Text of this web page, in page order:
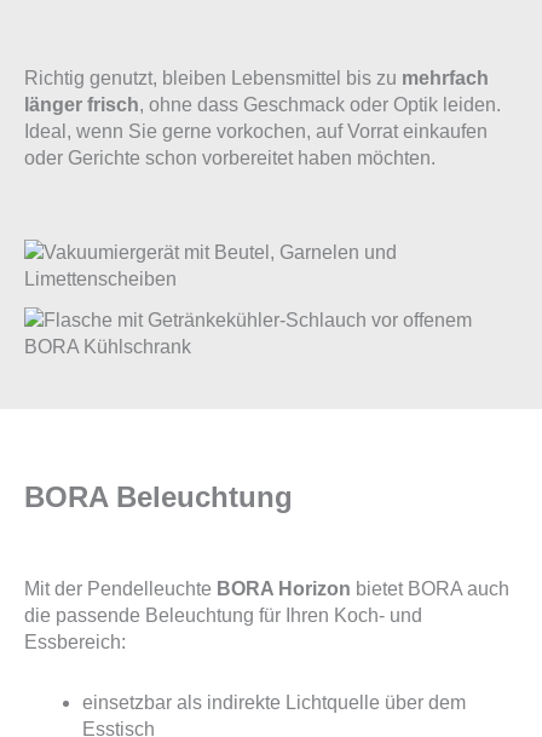
Richtig genutzt, bleiben Lebensmittel bis zu mehrfach
länger frisch, ohne dass Geschmack oder Optik leiden.
Ideal, wenn Sie gerne vorkochen, auf Vorrat einkaufen
oder Gerichte schon vorbereitet haben möchten.
BORA Beleuchtung
Mit der Pendelleuchte BORA Horizon bietet BORA auch
die passende Beleuchtung für Ihren Koch- und
Essbereich:
einsetzbar als indirekte Lichtquelle über dem
Esstisch